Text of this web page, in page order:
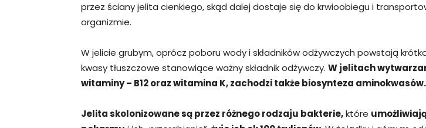
przez ściany jelita cienkiego, skąd dalej dostaje się do krwioobiegu i
organizmie.
W jelicie grubym, oprócz poboru wody i składników odżywczych powstają
kwasy tłuszczowe stanowiące ważny składnik odżywczy. W jelitach
witaminy – B12 oraz witamina K, zachodzi także biosynteza aminokwasów.
Jelita skolonizowane są przez różnego rodzaju bakterie,które